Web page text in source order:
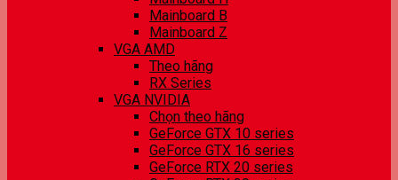
Mainboard B
Mainboard Z
VGA AMD
Theo hãng
RX Series
VGA NVIDIA
Chọn theo hãng
GeForce GTX 10 series
GeForce GTX 16 series
GeForce RTX 20 series